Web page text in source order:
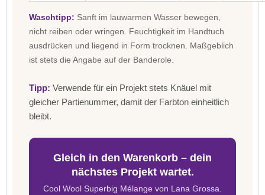
Waschtipp: Sanft im lauwarmen Wasser bewegen,
nicht reiben oder wringen. Feuchtigkeit im Handtuch
ausdrücken und liegend in Form trocknen. Maßgeblich
ist stets die Angabe auf der Banderole.
Tipp: Verwende für ein Projekt stets Knäuel mit
gleicher Partienummer, damit der Farbton einheitlich
bleibt.
Gleich in den Warenkorb – dein
nächstes Projekt wartet.
Cool Wool Superbig Mélange von Lana Grossa.